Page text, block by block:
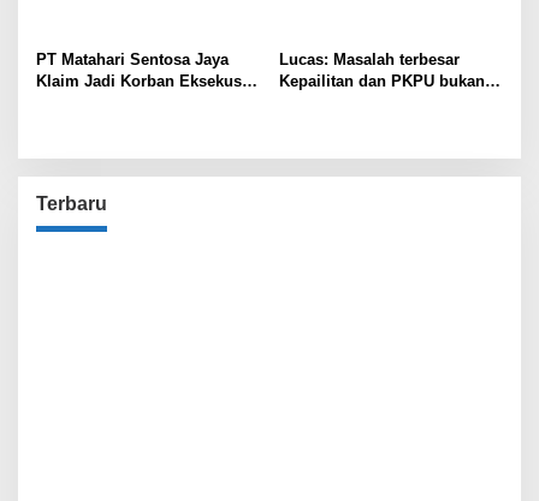
PT Matahari Sentosa Jaya
Klaim Jadi Korban Eksekusi
Lucas: Masalah terbesar
Kepailitan dan PKPU bukan
Terbaru